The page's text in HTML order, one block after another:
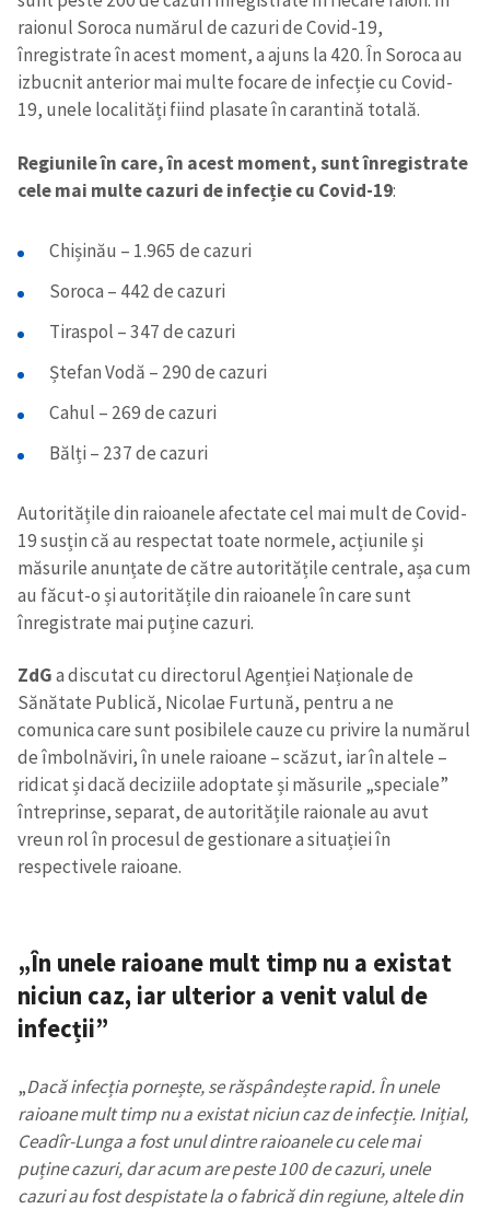
raionul Soroca numărul de cazuri de Covid-19,
înregistrate în acest moment, a ajuns la 420. În Soroca au
izbucnit anterior mai multe focare de infecție cu Covid-
19, unele localități fiind plasate în carantină totală.
Regiunile în care, în acest moment, sunt înregistrate
cele mai multe cazuri de infecție cu Covid-19:
Chișinău – 1.965 de cazuri
Soroca – 442 de cazuri
Tiraspol – 347 de cazuri
Ștefan Vodă – 290 de cazuri
Cahul – 269 de cazuri
Bălți – 237 de cazuri
Autoritățile din raioanele afectate cel mai mult de Covid-
19 susțin că au respectat toate normele, acțiunile și
măsurile anunțate de către autoritățile centrale, așa cum
au făcut-o și autoritățile din raioanele în care sunt
înregistrate mai puține cazuri.
ZdGa discutat cu directorul Agenției Naționale de
Sănătate Publică, Nicolae Furtună, pentru a ne
comunica care sunt posibilele cauze cu privire la numărul
de îmbolnăviri, în unele raioane – scăzut, iar în altele –
ridicat și dacă deciziile adoptate și măsurile „speciale”
întreprinse, separat, de autoritățile raionale au avut
vreun rol în procesul de gestionare a situației în
respectivele raioane.
„În unele raioane mult timp nu a existat
niciun caz, iar ulterior a venit valul de
infecții”
„Dacă infecția pornește, se răspândește rapid. În unele
raioane mult timp nu a existat niciun caz de infecție. Inițial,
Ceadîr-Lunga a fost unul dintre raioanele cu cele mai
puține cazuri, dar acum are peste 100 de cazuri, unele
cazuri au fost despistate la o fabrică din regiune, altele din